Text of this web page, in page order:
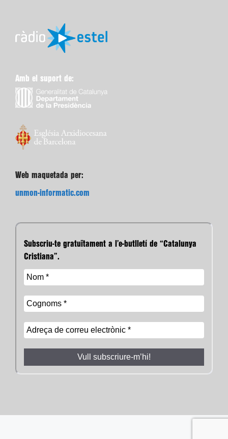
Amb el suport de:
Web maquetada per:
unmon-informatic.com
Subscriu-te gratuïtament a l’e-butlletí de “Catalunya
Cristiana”.